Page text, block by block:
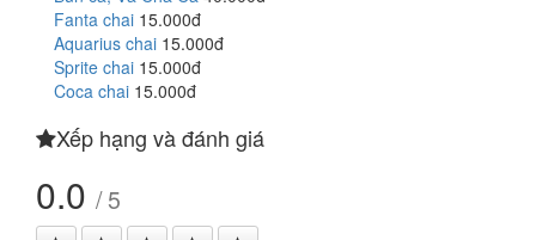
Fanta chai 15.000đ
Aquarius chai 15.000đ
Sprite chai 15.000đ
Coca chai 15.000đ
Xếp hạng và đánh giá
0.0 / 5